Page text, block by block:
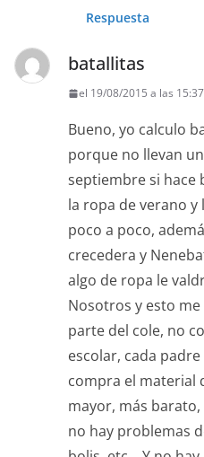
Respuesta
batallitas
el 19/08/2015 a las 15:37
Bueno, yo calculo
porque no llevan
septiembre si hace
la ropa de verano
poco a poco,
crecedera y
algo de ropa le
Nosotros y esto
parte del cole, no
escolar, cada
compra el material
mayor, más
no hay problemas